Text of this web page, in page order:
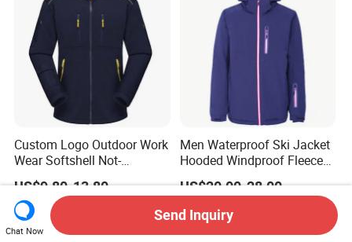
Custom Logo Outdoor Work
Wear Softshell Not-
Waterproof Windproof
Windbreaker Polyester
Winter Jacket
US$9.80-13.80
Men Waterproof Ski Jacket
Hooded Windproof Fleece
Lined Padded Parka
US$20.00-28.00
Chat Now
Send Inquiry